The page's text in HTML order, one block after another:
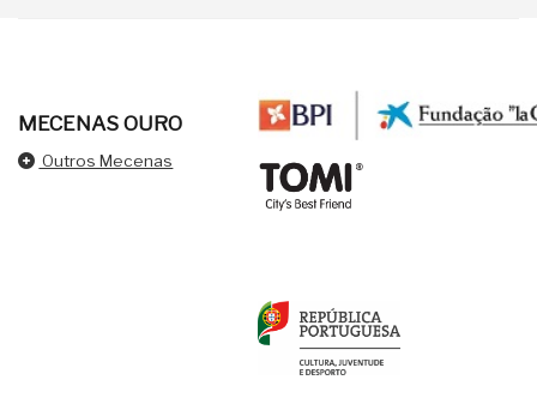
MECENAS OURO
Outros Mecenas